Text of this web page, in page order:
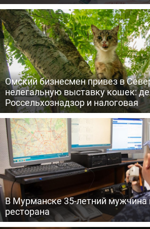
Омский бизнесмен привез в
нелегальную выставку кошек:
Россельхознадзор и налоговая
В Мурманске 35-летний
ресторана